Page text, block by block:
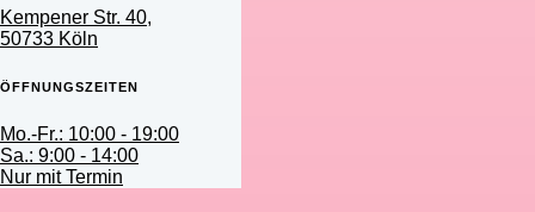
Kempener Str. 40,
50733 Köln
ÖFFNUNGSZEITEN
Mo.-Fr.: 10:00 - 19:00
Sa.: 9:00 - 14:00
Nur mit Termin